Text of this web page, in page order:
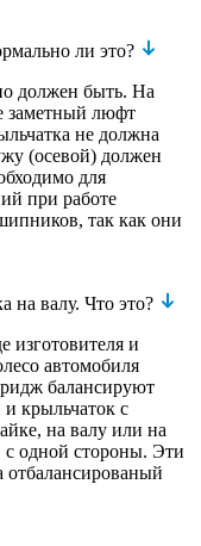
ли это?
должен быть. На
заметный люфт
не должна
(осевой) должен
для
при работе
так как они
на валу. Что это?
изготовителя и
автомобиля
балансируют
крыльчаток с
на валу или на
с одной стороны. Эти
отбалансированый